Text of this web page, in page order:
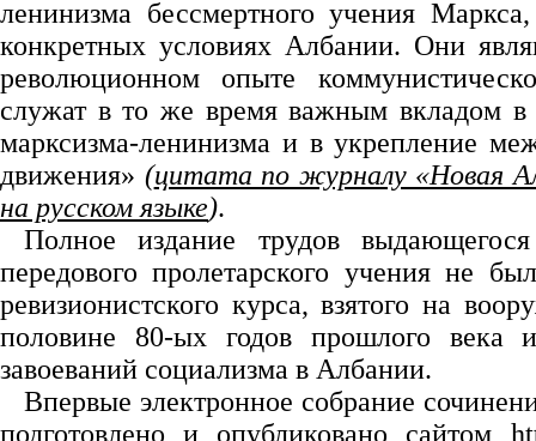
ленинизма бессмертного учения
конкретных условиях Албании. Они
революционном опыте
служат в то же время важным вкладом в
марксизма-ленинизма и в укрепление
движения» (цитата по журналу «Новая
на русском языке).
Полное издание трудов
передового пролетарского учения не
ревизионистского курса, взятого на
половине 80-ых годов прошлого века
завоеваний социализма в Албании.
Впервые электронное собрание
подготовлено и опубликовано сайтом